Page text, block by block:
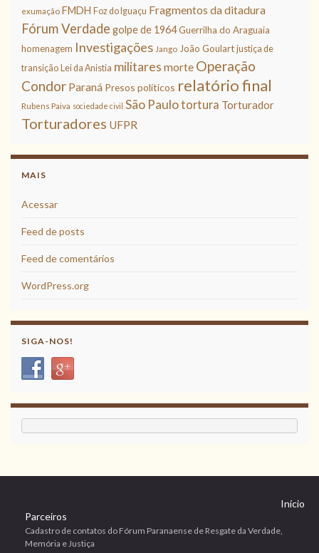
exumação FMDH Foz do Iguaçu Fragmentos da ditadura
Fórum Verdade golpe de 1964Guerrilha do Araguaia
homenagem Investigações Jango João Goulart justiça de
transição
Lei da Anistia militares morte Operação
Condor Paraná Presos políticos relatório final
Rubens Paiva sociedade civil São Paulotortura Torturador
Torturadores UFPR
MAIS
Acessar
Feed de posts
Feed de comentários
WordPress.org
SIGA-NOS!
Início
Parceiros
Cadastro de contatos do Fórum Paranaense de Resgate da Verdade,
Memória e Justiça